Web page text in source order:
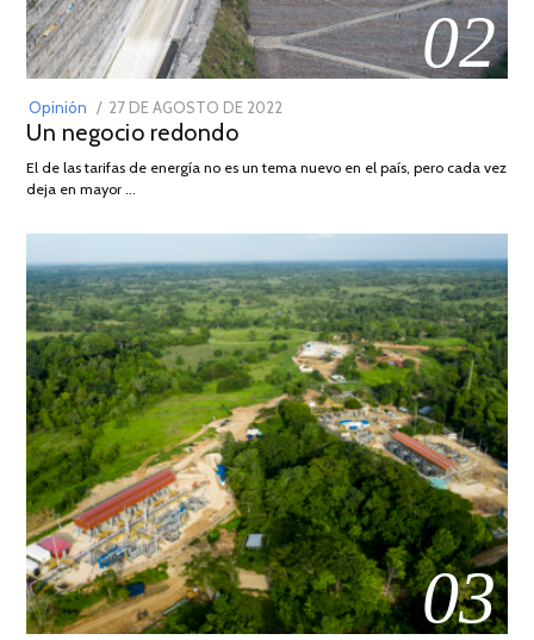
02
Opinión
POSTED
ON
27 DE AGOSTO DE 2022
DE
Un negocio redondo
El de las tarifas de energía no es un tema nuevo en el país, pero cada vez
deja en mayor …
03